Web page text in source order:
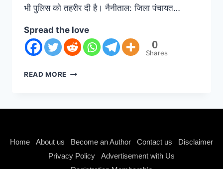
भी पुलिस को तहरीर दी है। नैनीताल: जिला पंचायत…
Spread the love
0
Shares
READ MORE
Home About us Become an Author Contact us
Disclaimer
Privacy Policy
Advertisement with Us